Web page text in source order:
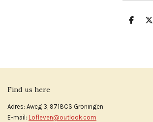
D
D
Find us here
Adres: Aweg 3, 9718CS Groningen
E-mail: Lofleven@outlook.com